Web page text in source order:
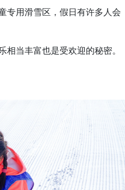
专用滑雪区，假日有许多人会
当丰富也是受欢迎的秘密。